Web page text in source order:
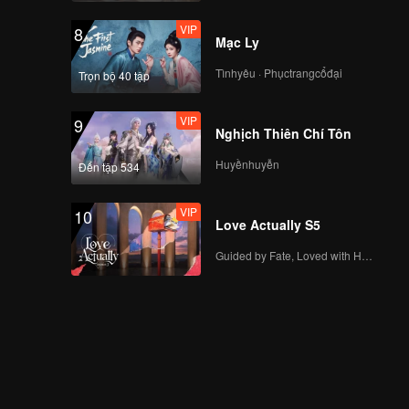
8
Trọn bộ 40 tập
VIP
Mạc Ly
Tìnhyêu · Phụctrangcổđại
9
Đến tập 534
VIP
Nghịch Thiên Chí Tôn
Huyềnhuyễn
10 VIP
Love Actually S5